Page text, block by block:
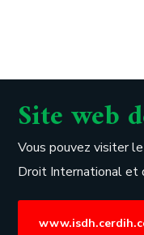
Site web
Vous pouvez visiter
Droit International et